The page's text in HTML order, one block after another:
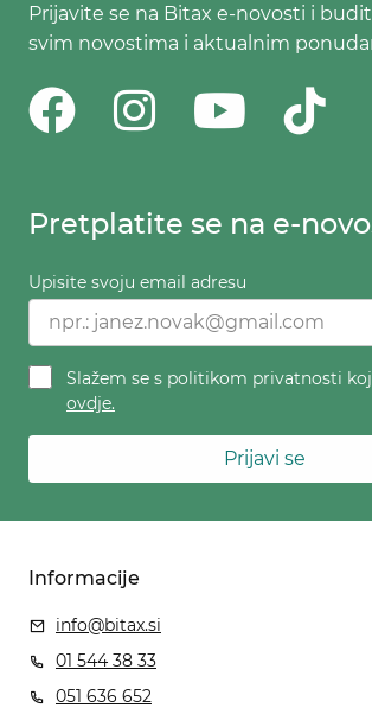
Prijavite se na Bitax e-novosti i
svim novostima i aktualnim
Pretplatite se na e-
Upisite svoju email adresu
Slažem se s politikom privatnosti
ovdje.
Prijavi se
Informacije
info@bitax.si
01 544 38 33
051 636 652